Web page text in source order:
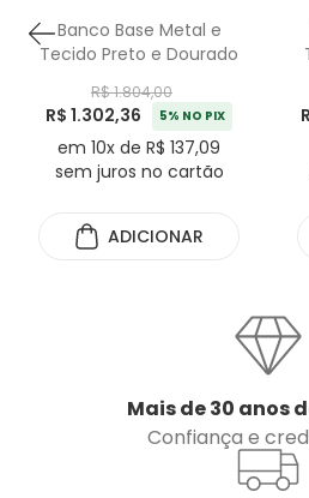
Banco Base Metal e
Tecido Preto e Dourado
R$ 1.804,00
R$ 1.302,36 5% NO PIX
em 10x de R$ 137,09
sem juros no cartão
ADICIONAR
Mais de 30 anos
Confiança e